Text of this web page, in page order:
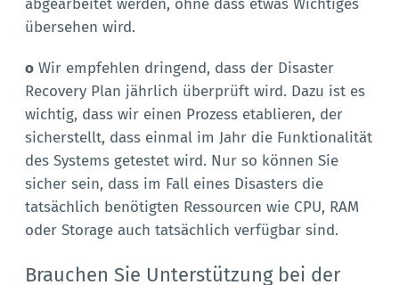
abgearbeitet werden, ohne dass etwas Wichtiges
übersehen wird.
oWir empfehlen dringend, dass der Disaster
Recovery Plan jährlich überprüft wird. Dazu ist es
wichtig, dass wir einen Prozess etablieren, der
sicherstellt, dass einmal im Jahr die Funktionalität
des Systems getestet wird. Nur so können Sie
sicher sein, dass im Fall eines Disasters die
tatsächlich benötigten Ressourcen wie CPU, RAM
oder Storage auch tatsächlich verfügbar sind.
Brauchen Sie Unterstützung bei der